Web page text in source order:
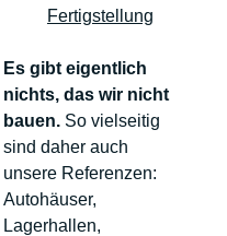
Fertigstellung
Es gibt eigentlich
nichts, das wir nicht
bauen. So vielseitig
sind daher auch
unsere Referenzen:
Autohäuser,
Lagerhallen,